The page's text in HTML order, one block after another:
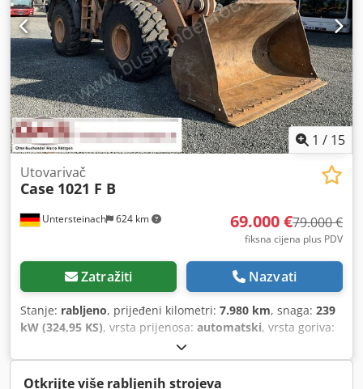
1 / 15
Untersteinach 624 km
Utovarivač
Case 1021 F B
69.000 €79.000 €
fiksna cijena plus PDV
Zatražiti Nazvati
Stanje: rabljeno, prijeđeni kilometri: 7.980 km, snaga: 239
kW (324,95 KS), vrsta prijenosa: automatski, vrsta goriva:
, prva registracija:
proizvodnje:2013, Oprema:klima uređaj,
Otkrijte više rabljenih strojeva